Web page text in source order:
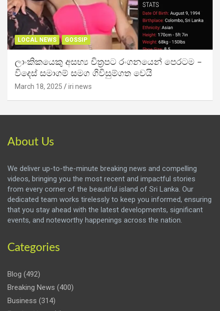
LOCAL NEWS GOSSIP
ලාංකිකයෙකු අසභ්‍ය චිත්‍රපට රංගනයෙන් පෙරටම –
විදෙස් සමාගම් සමග ගිවිසුම්ගත වෙයි
March 18, 2025 iri news
About Us
We deliver up-to-the-minute breaking news and compelling
videos, bringing you the most recent and impactful stories
from every corner of the beautiful island of Sri Lanka. Our
dedicated team works tirelessly to keep you informed, ensuring
that you stay ahead with the latest developments, significant
events, and noteworthy happenings across the nation.
Categories
Blog (492)
Breaking News (400)
Business (314)